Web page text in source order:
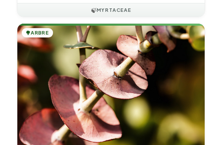
🍃MYRTACEAE
🌳ARBRE